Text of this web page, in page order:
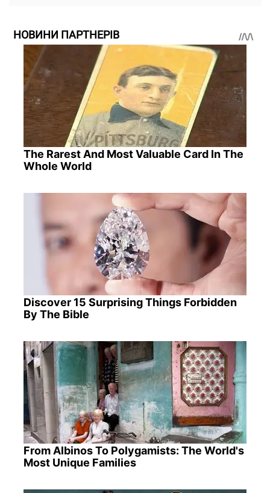
НОВИНИ ПАРТНЕРІВ
The Rarest And Most Valuable Card In The
Whole World
Discover 15 Surprising Things Forbidden
By The Bible
From Albinos To Polygamists: The World's
Most Unique Families